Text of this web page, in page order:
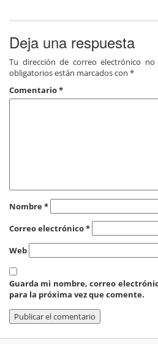
Deja una respuesta
Tu dirección de correo electrónico no
obligatorios están marcados con *
Comentario*
Nombre*
Correo electrónico*
Web
Guarda mi nombre, correo
para la próxima vez que comente.